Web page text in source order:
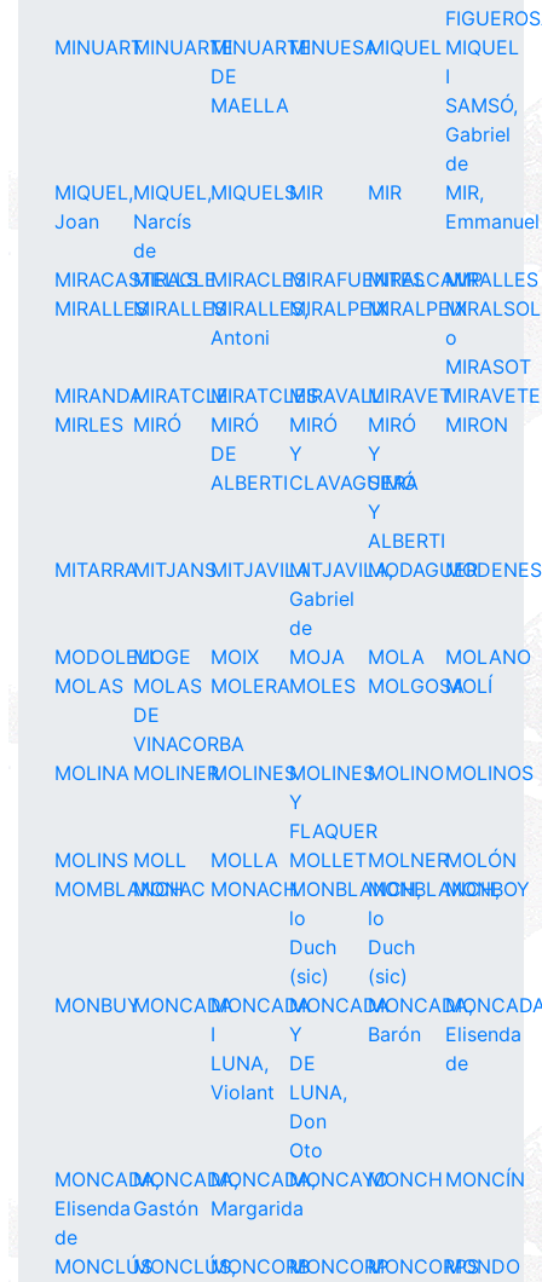
MINUARTMINUARTEMINUARTE
DE
MAELLA
MINUESAMIQUEL MIQUEL
I
SAMSÓ,
Gabriel
de
MIQUEL,
Joan
MIQUEL,
Narcís
de
MIQUELSMIR MIR
MIR,
Emmanuel
MIRACASTELLS
MIRACLEMIRACLESMIRAFUENTESMIRALCAMPMIRALLES
MIRALLESMIRALLESMIRALLES,
Antoni
MIRALPEIXMIRALPEIXMIRALSOL
o
MIRASOT
MIRANDAMIRATCLEMIRATCLESMIRAVALLMIRAVETMIRAVETE
MIRLES MIRÓ
MIRÓ
DE
ALBERTI
MIRÓ
Y
CLAVAGUERA
MIRÓ
Y
SIMÓ
Y
ALBERTI
MIRON
MITARRAMITJANSMITJAVILAMITJAVILA,
Gabriel
de
MODAGUERMODENES
MODOLELLMOGE MOIX MOJA MOLA
MOLANO
MOLAS MOLAS
DE
VINACORBA
MOLERAMOLES MOLGOSAMOLÍ
MOLINA MOLINERMOLINESMOLINES
Y
FLAQUER
MOLINOMOLINOS
MOLINS MOLL MOLLA MOLLETMOLNERMOLÓN
MOMBLANCH
MONAC MONACHMONBLANCH,
lo
Duch
(sic)
MONBLANCH,
lo
Duch
(sic)
MONBOY
MONBUYMONCADAMONCADA
I
LUNA,
Violant
MONCADA
Y
DE
LUNA,
Don
Oto
MONCADA,
Barón
Elisenda
de
MONCADA,
Elisenda
de
MONCADA,
Gastón
MONCADA,
Margarida
MONCAYOMONCH MONCÍN
MONCLÚSMONCLÚS,MONCORBMONCORPMONCORPSMONDO